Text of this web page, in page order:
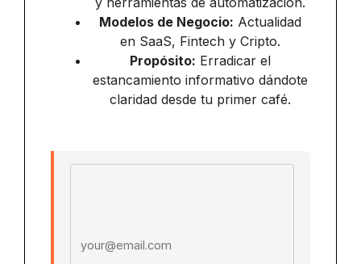
Modelos de Negocio: Actualidad
en SaaS, Fintech y Cripto.
Propósito: Erradicar el
estancamiento informativo dándote
claridad desde tu primer café.